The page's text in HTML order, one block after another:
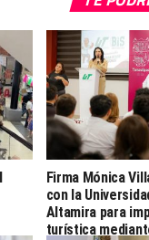
Firma Mónica
con la
Altamira para
turística